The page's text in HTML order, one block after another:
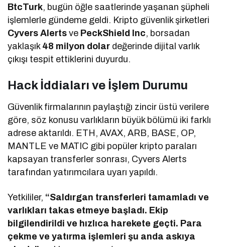
BtcTurk, bugün öğle saatlerinde yaşanan şüpheli
işlemlerle gündeme geldi. Kripto güvenlik şirketleri
Cyvers Alerts ve PeckShield Inc, borsadan
yaklaşık 48 milyon dolar değerinde dijital varlık
çıkışı tespit ettiklerini duyurdu.
Hack İddiaları ve İşlem Durumu
Güvenlik firmalarının paylaştığı zincir üstü verilere
göre, söz konusu varlıkların büyük bölümü iki farklı
adrese aktarıldı. ETH, AVAX, ARB, BASE, OP,
MANTLE ve MATIC gibi popüler kripto paraları
kapsayan transferler sonrası, Cyvers Alerts
tarafından yatırımcılara uyarı yapıldı.
Yetkililer, “Saldırgan transferleri tamamladı ve
varlıkları takas etmeye başladı. Ekip
bilgilendirildi ve hızlıca harekete geçti. Para
çekme ve yatırma işlemleri şu anda askıya